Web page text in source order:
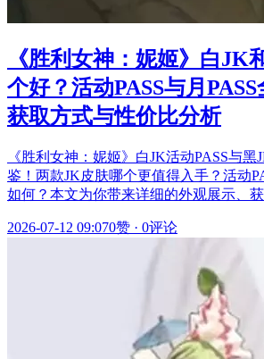
《胜利女神：妮姬》白JK
个好？活动PASS与月PASS
获取方式与性价比分析
《胜利女神：妮姬》白JK活动PASS与黑
鉴！两款JK皮肤哪个更值得入手？活动
如何？本文为你带来详细的外观展示、
2026-07-12 09:070赞 · 0评论